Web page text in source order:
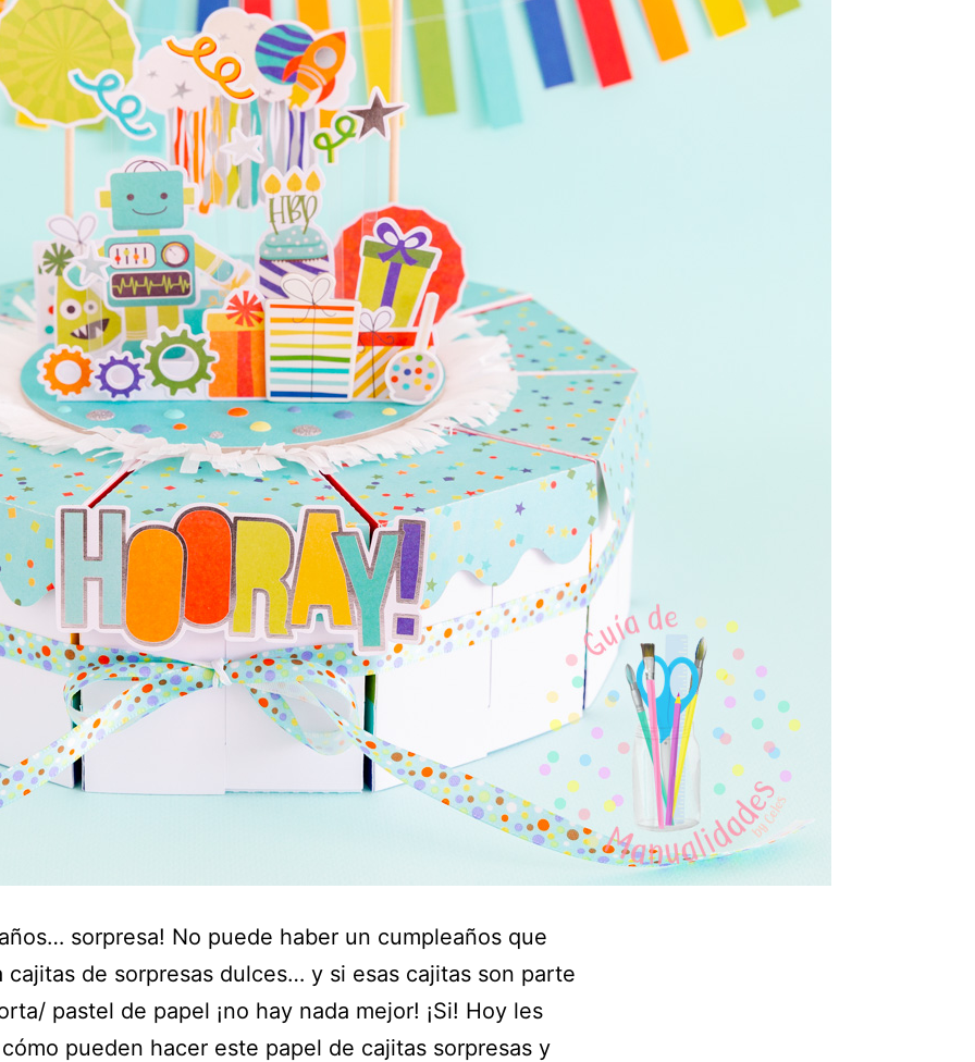
sorpresa! No puede haber un cumpleaños que
cajitas de sorpresas dulces… y si esas cajitas son parte
pastel de papel ¡no hay nada mejor! ¡Si! Hoy les
pueden hacer este papel de cajitas sorpresas y